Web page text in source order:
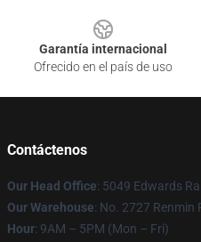
Garantía internacional
Ofrecido en el país de uso
Contáctenos
Our Head Office: 5049 Edwards
Our Warehouse: No. 2727 Renmin
Hour: 9AM – 5PM (Mon – Fri)